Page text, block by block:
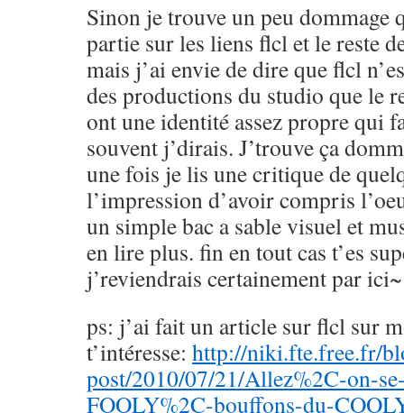
Sinon je trouve un peu dommage
partie sur les liens flcl et le reste
mais j’ai envie de dire que flcl
des productions du studio que le
ont une identité assez propre qui
souvent j’dirais. J’trouve ça
une fois je lis une critique de
l’impression d’avoir compris
un simple bac a sable visuel et
en lire plus. fin en tout cas t’es
j’reviendrais certainement par ici~
ps: j’ai fait un article sur flcl sur
t’intéresse: http://niki.fte.free.fr/
post/2010/07/21/Allez%2C-on-
FOOLY%2C-bouffons-du-